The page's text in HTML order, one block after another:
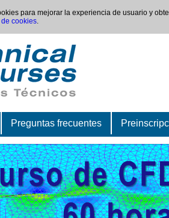
para mejorar la experiencia de usuario y
cookies.
Preguntas frecuentes